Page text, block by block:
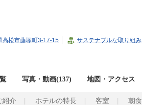
高松市藤塚町3-17-15 サステナブルな取り組み
写真・動画(137) 地図・アクセス
紹介 ホテルの特長 客室 朝食